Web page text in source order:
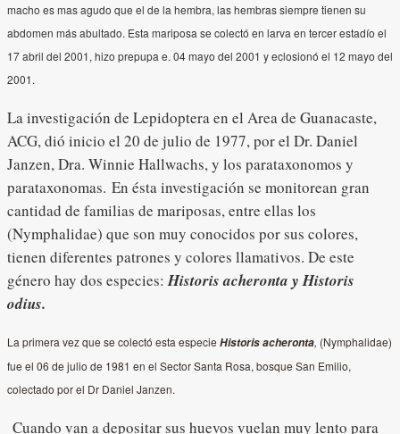
macho es mas agudo que el de la hembra, las hembras siempre tienen su
abdomen más abultado. Esta mariposa se colectó en larva en tercer estadío el
17 abril del 2001, hizo prepupa e. 04 mayo del 2001 y eclosionó el 12 mayo del
2001.
La investigación de Lepidoptera en el Area de Guanacaste,
ACG, dió inicio el 20 de julio de 1977, por el Dr. Daniel
Janzen, Dra. Winnie Hallwachs, y los parataxonomos y
parataxonomas. En ésta investigación se monitorean gran
cantidad de familias de mariposas, entre ellas los
(Nymphalidae) que son muy conocidos por sus colores,
tienen diferentes patrones y colores llamativos. De este
género hay dos especies: Historis acheronta yHistoris
odius.
La primera vez que se colectó esta especie Historis acheronta, (Nymphalidae)
fue el 06 de julio de 1981 en el Sector Santa Rosa, bosque San Emilio,
colectado por el Dr Daniel Janzen.
Cuando van a depositar sus huevos vuelan muy lento para